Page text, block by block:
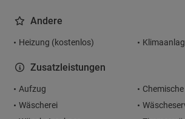
Andere
Heizung (kostenlos)
Zusatzleistungen
Aufzug
Wäscherei